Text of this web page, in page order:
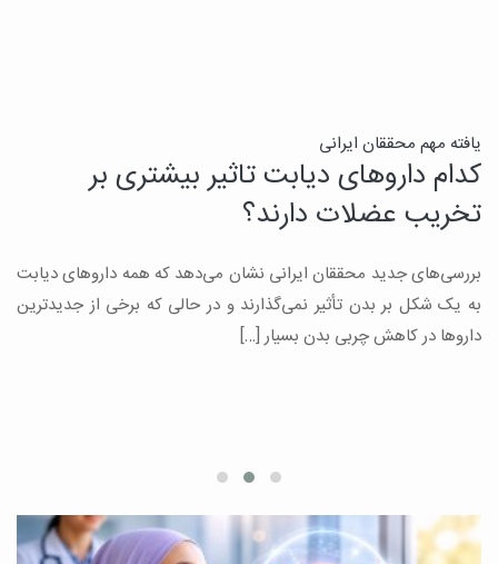
یافته مهم محققان ایرانی
کدام داروهای دیابت تاثیر بیشتری بر
تخریب عضلات دارند؟
بررسی‌های جدید محققان ایرانی نشان می‌دهد که همه داروهای دیابت
به یک شکل بر بدن تأثیر نمی‌گذارند و در حالی که برخی از جدیدترین
داروها در کاهش چربی بدن بسیار […]